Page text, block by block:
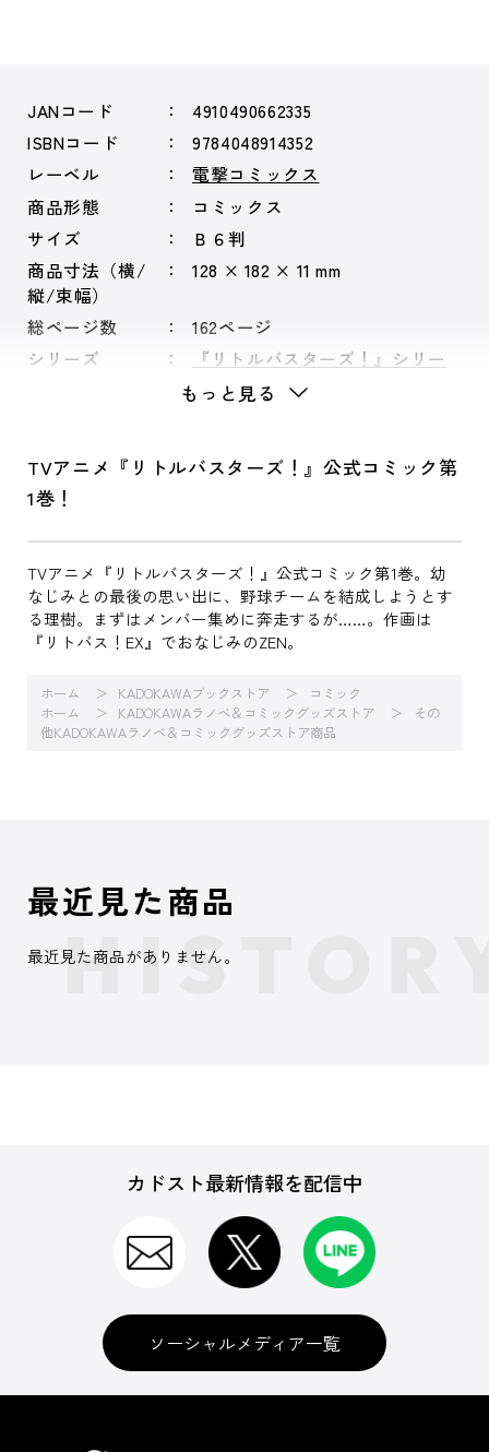
JANコード
4910490662335
ISBNコード
9784048914352
レーベル
電撃コミックス
商品形態
コミックス
サイズ
Ｂ６判
商品寸法（横/
縦/束幅）
128 × 182 × 11 mm
総ページ数
162ページ
シリーズ
『リトルバスターズ！』シリー
もっと見る
TVアニメ『リトルバスターズ！』公式コミック第
1巻！
TVアニメ『リトルバスターズ！』公式コミック第1巻。幼
なじみとの最後の思い出に、野球チームを結成しようとす
る理樹。まずはメンバー集めに奔走するが……。作画は
『リトバス！EX』でおなじみのZEN。
ホーム KADOKAWAブックストア
コミック
ホーム
KADOKAWAラノベ＆コミックグッズストア
その
他KADOKAWAラノベ＆コミックグッズストア商品
最近見た商品
最近見た商品がありません。
カドスト最新情報を配信中
ソーシャルメディア一覧